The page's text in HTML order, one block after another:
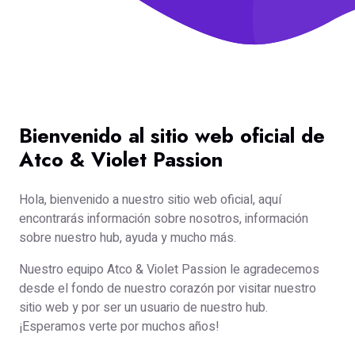
Bienvenido al sitio web oficial de
Atco & Violet Passion
Hola, bienvenido a nuestro sitio web oficial, aquí
encontrarás información sobre nosotros, información
sobre nuestro hub, ayuda y mucho más.
Nuestro equipo Atco & Violet Passion le agradecemos
desde el fondo de nuestro corazón por visitar nuestro
sitio web y por ser un usuario de nuestro hub.
¡Esperamos verte por muchos años!